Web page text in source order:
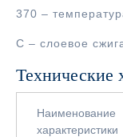
370 –
С – слоевое
Технические
Наименование
характеристики